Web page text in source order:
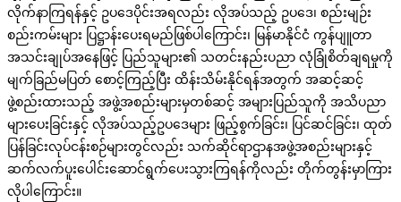
လိုက်နာကြရန်နှင့် ဥပဒေပိုင်းအရလည်း လိုအပ်သည့် ဥပဒေ၊ စည်းမျဉ်း
စည်းကမ်းများ ပြဋ္ဌာန်းပေးရမည်ဖြစ်ပါကြောင်း၊ မြန်မာနိုင်ငံ ကွန်ပျူတာ
အသင်းချုပ်အနေဖြင့် ပြည်သူများ၏ သတင်းနည်းပညာ လုံခြုံစိတ်ချရမှုကို
မျက်ခြည်မပြတ် စောင့်ကြည့်ပြီး ထိန်းသိမ်းနိုင်ရန်အတွက် အဆင့်ဆင့်
ဖွဲ့စည်းထားသည့် အဖွဲ့အစည်းများမှတစ်ဆင့် အများပြည်သူကို အသိပညာ
များပေးခြင်းနှင့် လိုအပ်သည့်ဥပဒေများ ဖြည့်စွက်ခြင်း၊ ပြင်ဆင်ခြင်း၊ ထုတ်
ပြန်ခြင်းလုပ်ငန်းစဉ်များတွင်လည်း သက်ဆိုင်ရာဌာနအဖွဲ့အစည်းများနှင့်
ဆက်လက်ပူးပေါင်းဆောင်ရွက်ပေးသွားကြရန်ကိုလည်း တိုက်တွန်းမှာကြား
လိုပါကြောင်း။